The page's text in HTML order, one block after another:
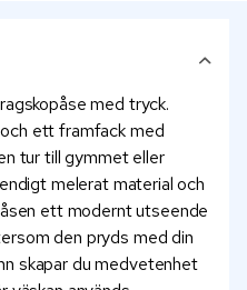
med tryck.
ett framfack med
tur till gymmet eller
melerat material och
ett modernt utseende
den pryds med din
skapar du medvetenhet